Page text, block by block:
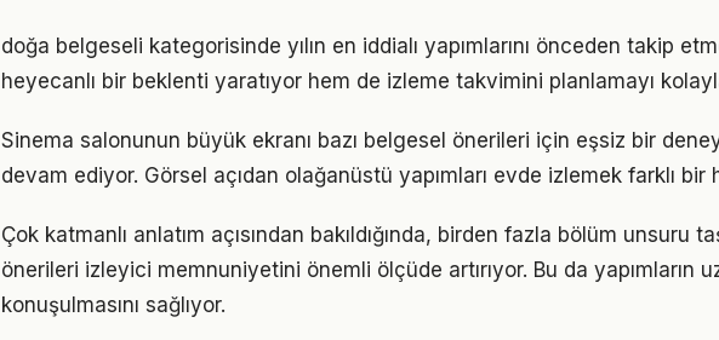
doğa belgeseli kategorisinde yılın en iddialı yapımlarını önceden takip
heyecanlı bir beklenti yaratıyor hem de izleme takvimini planlamayı
Sinema salonunun büyük ekranı bazı belgesel önerileri için eşsiz bir
devam ediyor. Görsel açıdan olağanüstü yapımları evde izlemek farklı bir
Çok katmanlı anlatım açısından bakıldığında, birden fazla bölüm unsuru
önerileri izleyici memnuniyetini önemli ölçüde artırıyor. Bu da yapımların
konuşulmasını sağlıyor.